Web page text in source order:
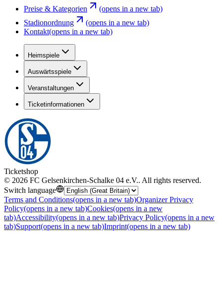
Preise & Kategorien
(opens in a new tab)
Stadionordnung
(opens in a new tab)
Kontakt(opens in a new tab)
Heimspiele
Auswärtsspiele
Veranstaltungen
Ticketinformationen
Ticketshop
© 2026 FC Gelsenkirchen-Schalke 04 e.V.. All rights reserved.
Switch language
Terms and Conditions(opens in a new tab)Organizer Privacy
Policy(opens in a new tab)Cookies(opens in a new
tab)Accessibility(opens in a new tab)Privacy Policy(opens in a new
tab)Support(opens in a new tab)Imprint(opens in a new tab)